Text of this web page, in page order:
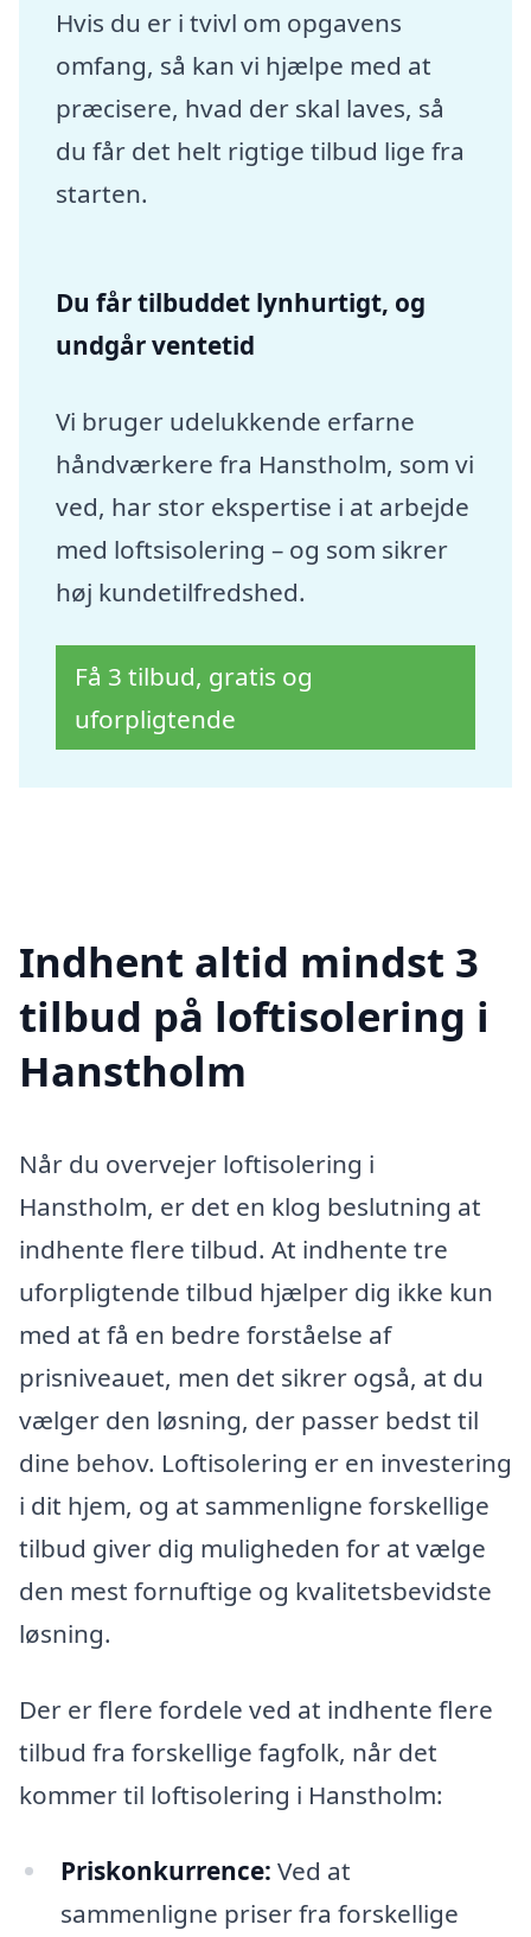
Hvis du er i tvivl om opgavens
omfang, så kan vi hjælpe med at
præcisere, hvad der skal laves, så
du får det helt rigtige tilbud lige fra
starten.
Du får tilbuddet lynhurtigt, og
undgår ventetid
Vi bruger udelukkende erfarne
håndværkere fra Hanstholm, som vi
ved, har stor ekspertise i at arbejde
med loftsisolering – og som sikrer
høj kundetilfredshed.
Få 3 tilbud, gratis og
uforpligtende
Indhent altid mindst 3
tilbud på loftisolering i
Hanstholm
Når du overvejer loftisolering i
Hanstholm, er det en klog beslutning at
indhente flere tilbud. At indhente tre
uforpligtende tilbud hjælper dig ikke kun
med at få en bedre forståelse af
prisniveauet, men det sikrer også, at du
vælger den løsning, der passer bedst til
dine behov. Loftisolering er en investering
i dit hjem, og at sammenligne forskellige
tilbud giver dig muligheden for at vælge
den mest fornuftige og kvalitetsbevidste
løsning.
Der er flere fordele ved at indhente flere
tilbud fra forskellige fagfolk, når det
kommer til loftisolering i Hanstholm:
Priskonkurrence: Ved at
sammenligne priser fra forskellige